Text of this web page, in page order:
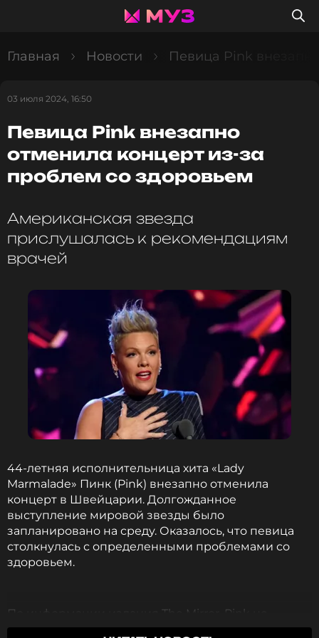
Главная Новости Певица Pink
03 июля 2024, 16:50
Певица Pink внезапно
отменила концерт из-за
проблем со здоровьем
Американская звезда
прислушалась к рекомендациям
врачей
44-летняя исполнительница хита «Lady
Marmalade» Пинк (Pink) внезапно отменила
концерт в Швейцарии. Долгожданное
выступление мировой звезды было
запланировано на среду. Оказалось, что певица
столкнулась с определенными проблемами со
здоровьем.
По информации издания The Mirror, Pink не
сможет выступить из-за рекомендации врачей.